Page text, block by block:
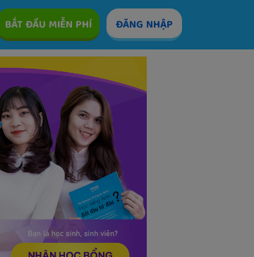
ĐĂNG NHẬP
BẮT ĐẦU MIỄN PHÍ